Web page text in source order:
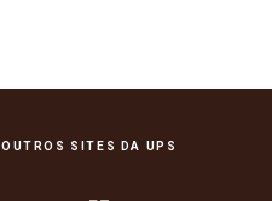
OUTROS SITES DA UPS